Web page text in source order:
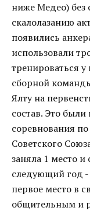
ниже Медео) без
скалолазанию
появились
использовали
тренироваться у
сборной
Ялту на
состав. Это
соревнования
Советского
заняла 1 место
следующий год -
первое место в
общительным и